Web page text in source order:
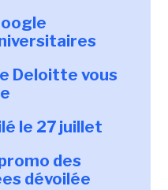
Deloitte vous
le 27 juillet
des
dévoilée